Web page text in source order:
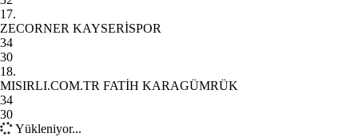
17.
ZECORNER KAYSERİSPOR
34
30
18.
MISIRLI.COM.TR FATİH KARAGÜMRÜK
34
30
Yükleniyor...